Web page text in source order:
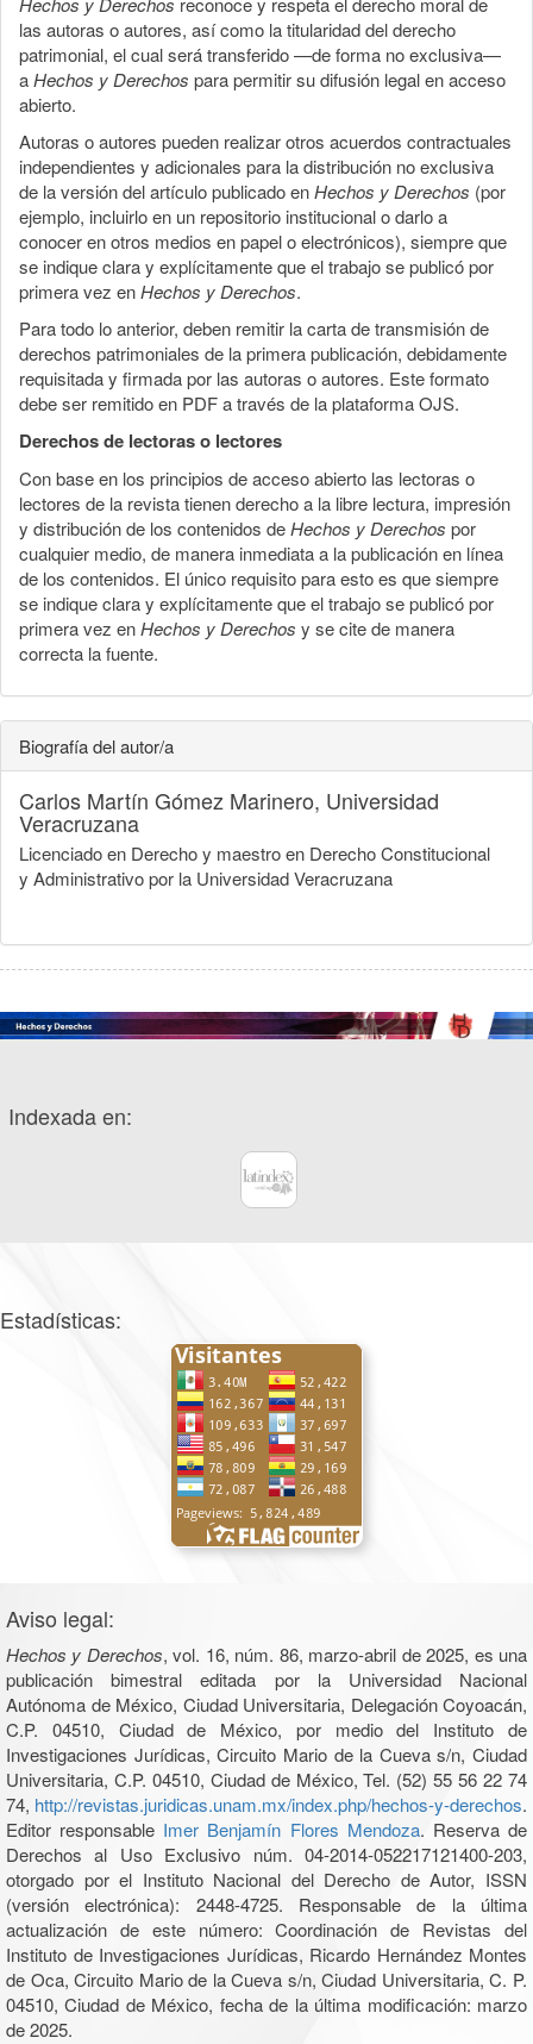
las autoras o autores, así como la titularidad del derecho
patrimonial, el cual será transferido —de forma no exclusiva—
aHechos y Derechos para permitir su difusión legal en acceso
abierto.
Autoras o autores pueden realizar otros acuerdos contractuales
independientes y adicionales para la distribución no exclusiva
de la versión del artículo publicado enHechos y Derechos (por
ejemplo, incluirlo en un repositorio institucional o darlo a
conocer en otros medios en papel o electrónicos), siempre que
se indique clara y explícitamente que el trabajo se publicó por
primera vez enHechos y Derechos.
Para todo lo anterior, deben remitir la carta de transmisión de
derechos patrimoniales de la primera publicación, debidamente
requisitada y firmada por las autoras o autores. Este formato
debe ser remitido en PDF a través de la plataforma OJS.
Derechos de lectoras o lectores
Con base en los principios de acceso abierto las lectoras o
lectores de la revista tienen derecho a la libre lectura, impresión
y distribución de los contenidos deHechos y Derechos por
cualquier medio, de manera inmediata a la publicación en línea
de los contenidos. El único requisito para esto es que siempre
se indique clara y explícitamente que el trabajo se publicó por
primera vez enHechos y Derechos y se cite de manera
correcta la fuente.
Biografía del autor/a
Carlos Martín Gómez Marinero, Universidad
Veracruzana
Licenciado en Derecho y maestro en Derecho Constitucional
y Administrativo por la Universidad Veracruzana
Indexada en:
Estadísticas:
Aviso legal:
Hechos y Derechos, vol. 16, núm. 86, marzo-abril de 2025, es una
publicación bimestral editada por la Universidad Nacional
Autónoma de México, Ciudad Universitaria, Delegación Coyoacán,
C.P. 04510, Ciudad de México, por medio del Instituto de
Investigaciones Jurídicas, Circuito Mario de la Cueva s/n, Ciudad
Universitaria, C.P. 04510, Ciudad de México, Tel. (52) 55 56 22 74
74, http://revistas.juridicas.unam.mx/index.php/hechos-y-derechos.
Editor responsable Imer Benjamín Flores Mendoza. Reserva de
Derechos al Uso Exclusivo núm. 04-2014-052217121400-203,
otorgado por el Instituto Nacional del Derecho de Autor, ISSN
(versión electrónica): 2448-4725. Responsable de la última
actualización de este número: Coordinación de Revistas del
Instituto de Investigaciones Jurídicas, Ricardo Hernández Montes
de Oca, Circuito Mario de la Cueva s/n, Ciudad Universitaria, C. P.
04510, Ciudad de México, fecha de la última modificación: marzo
de 2025.